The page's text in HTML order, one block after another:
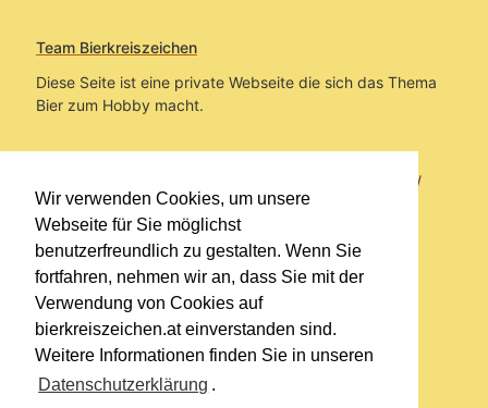
Wir verwenden Cookies, um unsere
Webseite für Sie möglichst
benutzerfreundlich zu gestalten. Wenn Sie
fortfahren, nehmen wir an, dass Sie mit der
Verwendung von Cookies auf
bierkreiszeichen.at einverstanden sind.
Weitere Informationen finden Sie in unseren
Datenschutzerklärung .
Team Bierkreiszeichen
Diese Seite ist eine private Webseite die sich das Thema
Bier zum Hobby macht.
Sie befinden sich auf https://www.bierkreiszeichen.at/
im Pfad:Bierkreiszeichen/Gesammelte Biere
Erstellt: 2026-08-07
Links
Impressum
Datenschutzerklärung